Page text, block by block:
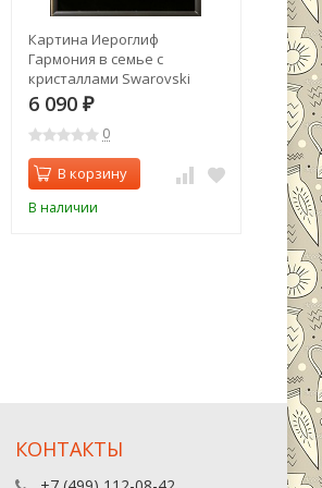
Картина Иероглиф
Гармония в семье с
кристаллами Swarovski
(1528)
6 090 ₽
0
В корзину
В наличии
6
В
В
КОНТАКТЫ